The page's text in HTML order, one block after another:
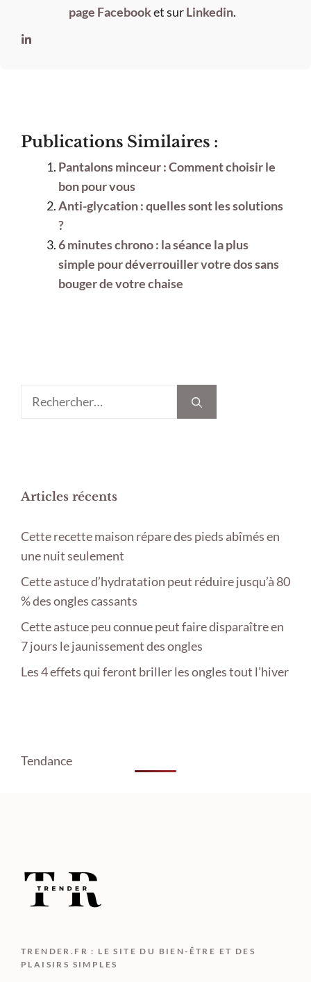
page Facebooket surLinkedin.
Publications Similaires :
Pantalons minceur : Comment choisir le
bon pour vous
Anti-glycation : quelles sont les solutions
?
6 minutes chrono : la séance la plus
simple pour déverrouiller votre dos sans
bouger de votre chaise
Rechercher :
Articles récents
Cette recette maison répare des pieds abîmés en
une nuit seulement
Cette astuce d’hydratation peut réduire jusqu’à 80
% des ongles cassants
Cette astuce peu connue peut faire disparaître en
7 jours le jaunissement des ongles
Les 4 effets qui feront briller les ongles tout l’hiver
Tendance
TRENDER.FR : LE SITE DU BIEN-ÊTRE ET DES
PLAISIRS SIMPLES